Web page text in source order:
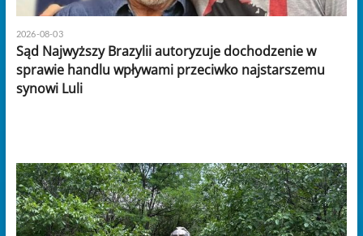
2026-08-03
Sąd Najwyższy Brazylii autoryzuje dochodzenie w
sprawie handlu wpływami przeciwko najstarszemu
synowi Luli